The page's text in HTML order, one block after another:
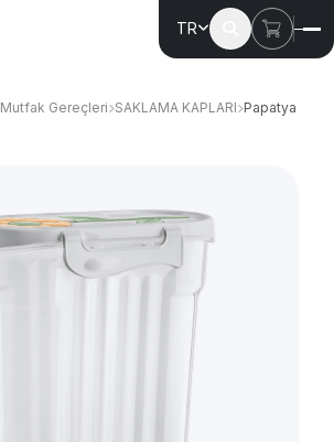
TR
Mutfak Gereçleri SAKLAMA KAPLARI Papatya